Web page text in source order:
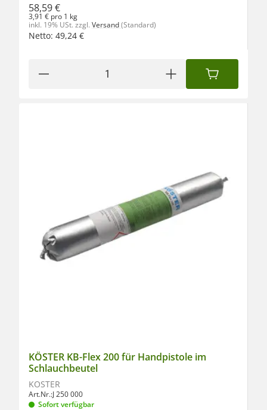
58,59 €
3,91 € pro 1 kg
inkl. 19% USt. zzgl. Versand(Standard)
Netto: 49,24 €
IN DEN
KÖSTER KB-Flex 200 für Handpistole im
Schlauchbeutel
KÖSTER
Art.Nr.:J 250 000
Sofort verfügbar